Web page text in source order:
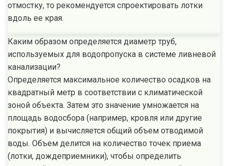
отмостку, то рекомендуется спроектировать лотки
вдоль ее края.
Каким образом определяется диаметр труб,
используемых для водопропуска в системе ливневой
канализации?
Определяется максимальное количество осадков на
квадратный метр в соответствии с климатической
зоной объекта. Затем это значение умножается на
площадь водосбора (например, кровля или другие
покрытия) и вычисляется общий объем отводимой
воды. Объем делится на количество точек приема
(лотки, дождеприемники), чтобы определить